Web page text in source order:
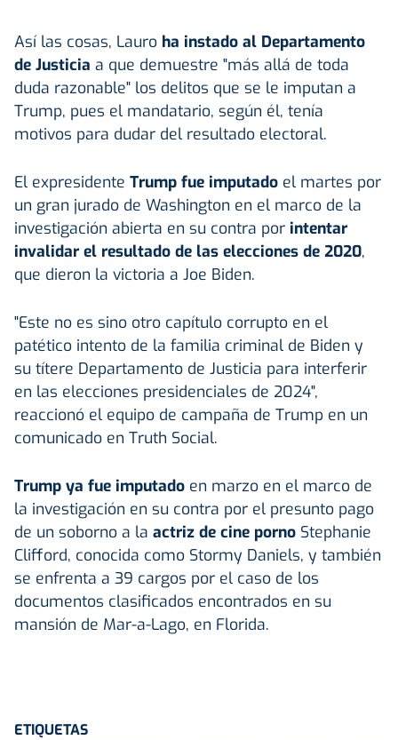
Así las cosas, Lauro ha instado al Departamento
de Justicia a que demuestre "más allá de toda
duda razonable" los delitos que se le imputan a
Trump, pues el mandatario, según él, tenía
motivos para dudar del resultado electoral.
El expresidente Trump fue imputado el martes por
un gran jurado de Washington en el marco de la
investigación abierta en su contra por intentar
invalidar el resultado de las elecciones de 2020,
que dieron la victoria a Joe Biden.
"Este no es sino otro capítulo corrupto en el
patético intento de la familia criminal de Biden y
su títere Departamento de Justicia para interferir
en las elecciones presidenciales de 2024",
reaccionó el equipo de campaña de Trump en un
comunicado en Truth Social.
Trump ya fue imputado en marzo en el marco de
la investigación en su contra por el presunto pago
de un soborno a la actriz de cine porno Stephanie
Clifford, conocida como Stormy Daniels, y también
se enfrenta a 39 cargos por el caso de los
documentos clasificados encontrados en su
mansión de Mar-a-Lago, en Florida.
ETIQUETAS